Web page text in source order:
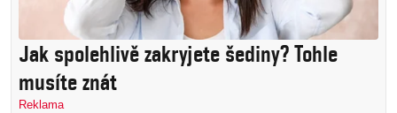
Jak spolehlivě zakryjete šediny? Tohle
musíte znát
Reklama